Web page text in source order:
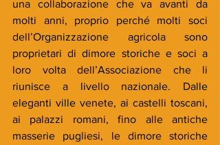
una collaborazione che va avanti da
molti anni, proprio perché molti soci
dell’Organizzazione agricola sono
proprietari di dimore storiche e soci a
loro volta dell’Associazione che li
riunisce a livello nazionale. Dalle
eleganti ville venete, ai castelli toscani,
ai palazzi romani, fino alle antiche
masserie pugliesi, le dimore storiche